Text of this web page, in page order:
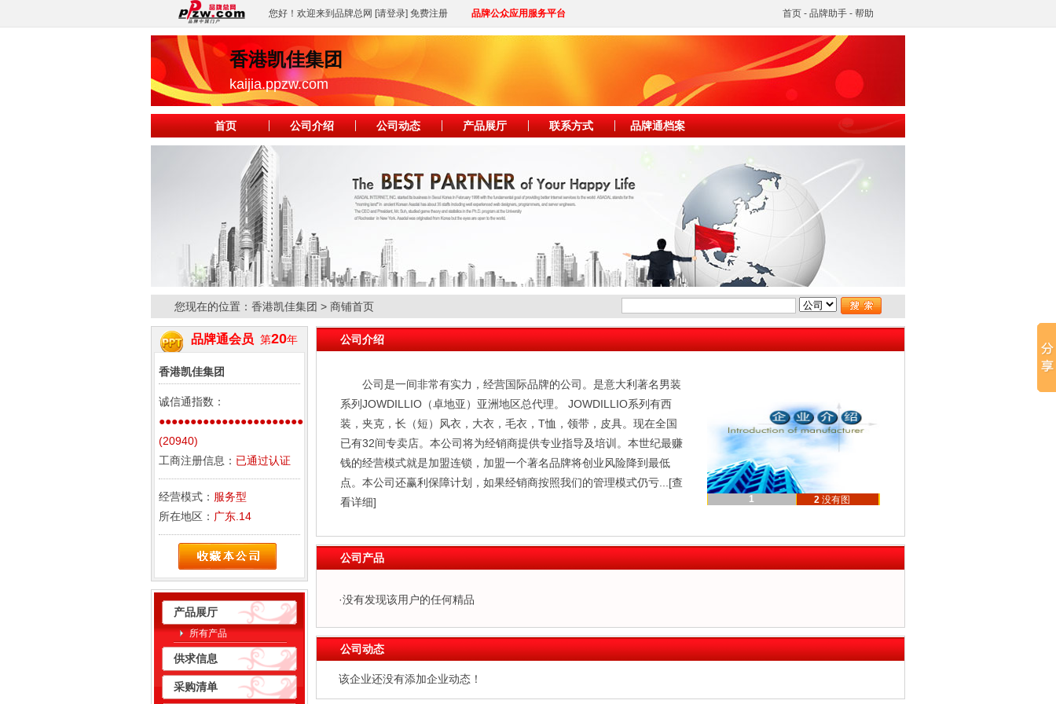
您好！欢迎来到品牌总网 [请登录] 免费注册 品牌公众应用服务平台 首页 - 品牌助手 - 帮助
香港凯佳集团
kaijia.ppzw.com
首页 公司介绍 公司动态 产品展厅 联系方式 品牌通档案
您现在的位置： 香港凯佳集团 > 商铺首页
品牌通会员 第20年
香港凯佳集团
诚信通指数：
●●●●●●●●●●●●●●●●●●●●●●●
(20940)
工商注册信息： 已通过认证
经营模式： 服务型
所在地区： 广东.14
产品展厅
所有产品
供求信息
采购清单
公司介绍
1 2没有图
公司是一间非常有实力，经营国际品牌的公司。是意大利著名男装
系列JOWDILLIO（卓地亚）亚洲地区总代理。 JOWDILLIO系列有西
装，夹克，长（短）风衣，大衣，毛衣，T恤，领带，皮具。现在全国
已有32间专卖店。本公司将为经销商提供专业指导及培训。本世纪最赚
钱的经营模式就是加盟连锁，加盟一个著名品牌将创业风险降到最低
点。本公司还赢利保障计划，如果经销商按照我们的管理模式仍亏... [查
看详细]
公司产品
·没有发现该用户的任何精品
公司动态
该企业还没有添加企业动态！